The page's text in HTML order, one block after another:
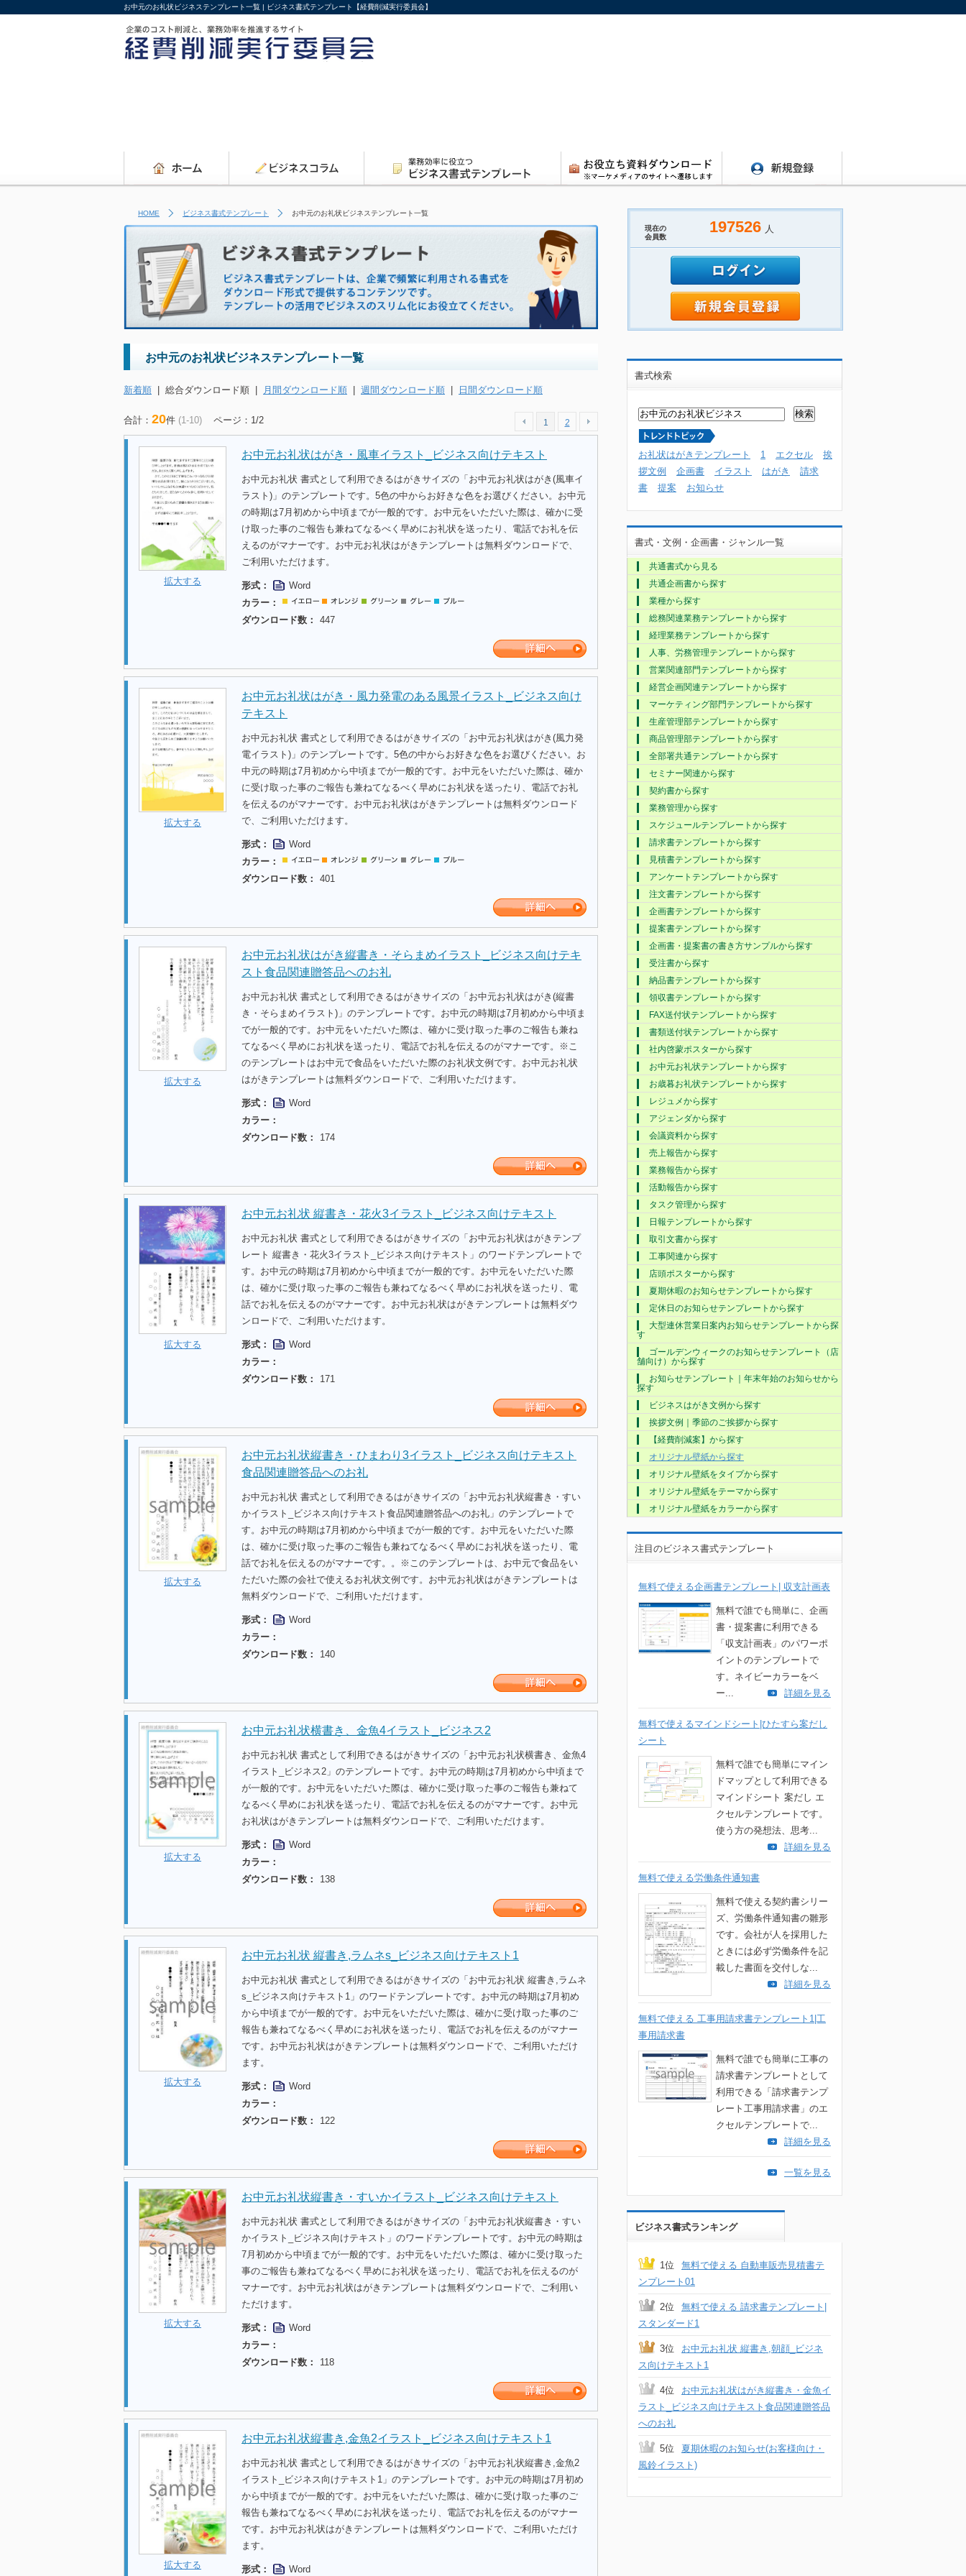
お中元のお礼状ビジネステンプレート一覧 | ビジネス書式テンプレート【経費削減実行委員会】
HOME ビジネス書式テンプレート お中元のお礼状ビジネステンプレート一覧
お中元のお礼状ビジネステンプレート一覧
新着順 | 総合ダウンロード順 | 月間ダウンロード順 | 週間ダウンロード順 | 日間ダウンロード順
合計： 20件 (1-10) ページ：1/2 1 2
拡大する
お中元お礼状はがき・風車イラスト_ビジネス向けテキスト
お中元お礼状 書式として利用できるはがきサイズの「お中元お礼状はがき(風車イ
ラスト)」のテンプレートです。5色の中からお好きな色をお選びください。お中元
の時期は7月初めから中頃までが一般的です。お中元をいただいた際は、確かに受
け取った事のご報告も兼ねてなるべく早めにお礼状を送ったり、電話でお礼を伝
えるのがマナーです。お中元お礼状はがきテンプレートは無料ダウンロードで、
ご利用いただけます。
形式：
Word
カラー：
ダウンロード数：
447
拡大する
お中元お礼状はがき・風力発電のある風景イラスト_ビジネス向け
テキスト
お中元お礼状 書式として利用できるはがきサイズの「お中元お礼状はがき(風力発
電イラスト)」のテンプレートです。5色の中からお好きな色をお選びください。お
中元の時期は7月初めから中頃までが一般的です。お中元をいただいた際は、確か
に受け取った事のご報告も兼ねてなるべく早めにお礼状を送ったり、電話でお礼
を伝えるのがマナーです。お中元お礼状はがきテンプレートは無料ダウンロード
で、ご利用いただけます。
形式：
Word
カラー：
ダウンロード数：
401
拡大する
お中元お礼状はがき縦書き・そらまめイラスト_ビジネス向けテキ
スト食品関連贈答品へのお礼
お中元お礼状 書式として利用できるはがきサイズの「お中元お礼状はがき(縦書
き・そらまめイラスト)」のテンプレートです。お中元の時期は7月初めから中頃ま
でが一般的です。お中元をいただいた際は、確かに受け取った事のご報告も兼ね
てなるべく早めにお礼状を送ったり、電話でお礼を伝えるのがマナーです。※こ
のテンプレートはお中元で食品をいただいた際のお礼状文例です。お中元お礼状
はがきテンプレートは無料ダウンロードで、ご利用いただけます。
形式：
Word
カラー：
ダウンロード数：
174
拡大する
お中元お礼状 縦書き・花火3イラスト_ビジネス向けテキスト
お中元お礼状 書式として利用できるはがきサイズの「お中元お礼状はがきテンプ
レート 縦書き・花火3イラスト_ビジネス向けテキスト」のワードテンプレートで
す。お中元の時期は7月初めから中頃までが一般的です。お中元をいただいた際
は、確かに受け取った事のご報告も兼ねてなるべく早めにお礼状を送ったり、電
話でお礼を伝えるのがマナーです。お中元お礼状はがきテンプレートは無料ダウ
ンロードで、ご利用いただけます。
形式：
Word
カラー：
ダウンロード数：
171
拡大する
お中元お礼状縦書き・ひまわり3イラスト_ビジネス向けテキスト
食品関連贈答品へのお礼
お中元お礼状 書式として利用できるはがきサイズの「お中元お礼状縦書き・すい
かイラスト_ビジネス向けテキスト食品関連贈答品へのお礼」のテンプレートで
す。お中元の時期は7月初めから中頃までが一般的です。お中元をいただいた際
は、確かに受け取った事のご報告も兼ねてなるべく早めにお礼状を送ったり、電
話でお礼を伝えるのがマナーです。。※このテンプレートは、お中元で食品をい
ただいた際の会社で使えるお礼状文例です。お中元お礼状はがきテンプレートは
無料ダウンロードで、ご利用いただけます。
形式：
Word
カラー：
ダウンロード数：
140
拡大する
お中元お礼状横書き、金魚4イラスト_ビジネス2
お中元お礼状 書式として利用できるはがきサイズの「お中元お礼状横書き、金魚4
イラスト_ビジネス2」のテンプレートです。お中元の時期は7月初めから中頃まで
が一般的です。お中元をいただいた際は、確かに受け取った事のご報告も兼ねて
なるべく早めにお礼状を送ったり、電話でお礼を伝えるのがマナーです。お中元
お礼状はがきテンプレートは無料ダウンロードで、ご利用いただけます。
形式：
Word
カラー：
ダウンロード数：
138
拡大する
お中元お礼状 縦書き,ラムネs_ビジネス向けテキスト1
お中元お礼状 書式として利用できるはがきサイズの「お中元お礼状 縦書き,ラムネ
s_ビジネス向けテキスト1」のワードテンプレートです。お中元の時期は7月初め
から中頃までが一般的です。お中元をいただいた際は、確かに受け取った事のご
報告も兼ねてなるべく早めにお礼状を送ったり、電話でお礼を伝えるのがマナー
です。お中元お礼状はがきテンプレートは無料ダウンロードで、ご利用いただけ
ます。
形式：
Word
カラー：
ダウンロード数：
122
拡大する
お中元お礼状縦書き・すいかイラスト_ビジネス向けテキスト
お中元お礼状 書式として利用できるはがきサイズの「お中元お礼状縦書き・すい
かイラスト_ビジネス向けテキスト」のワードテンプレートです。お中元の時期は
7月初めから中頃までが一般的です。お中元をいただいた際は、確かに受け取った
事のご報告も兼ねてなるべく早めにお礼状を送ったり、電話でお礼を伝えるのが
マナーです。お中元お礼状はがきテンプレートは無料ダウンロードで、ご利用い
ただけます。
形式：
Word
カラー：
ダウンロード数：
118
拡大する
お中元お礼状縦書き,金魚2イラスト_ビジネス向けテキスト1
お中元お礼状 書式として利用できるはがきサイズの「お中元お礼状縦書き,金魚2
イラスト_ビジネス向けテキスト1」のテンプレートです。お中元の時期は7月初め
から中頃までが一般的です。お中元をいただいた際は、確かに受け取った事のご
報告も兼ねてなるべく早めにお礼状を送ったり、電話でお礼を伝えるのがマナー
です。お中元お礼状はがきテンプレートは無料ダウンロードで、ご利用いただけ
ます。
形式： Word
現在の
会員数
197526 人
書式検索
お礼状はがきテンプレート 1 エクセル
挨
拶文例
企画書 イラスト はがき
請求
書
提案 お知らせ
書式・文例・企画書・ジャンル一覧
共通書式から見る
共通企画書から探す
業種から探す
総務関連業務テンプレートから探す
経理業務テンプレートから探す
人事、労務管理テンプレートから探す
営業関連部門テンプレートから探す
経営企画関連テンプレートから探す
マーケティング部門テンプレートから探す
生産管理部テンプレートから探す
商品管理部テンプレートから探す
全部署共通テンプレートから探す
セミナー関連から探す
契約書から探す
業務管理から探す
スケジュールテンプレートから探す
請求書テンプレートから探す
見積書テンプレートから探す
アンケートテンプレートから探す
注文書テンプレートから探す
企画書テンプレートから探す
提案書テンプレートから探す
企画書・提案書の書き方サンプルから探す
受注書から探す
納品書テンプレートから探す
領収書テンプレートから探す
FAX送付状テンプレートから探す
書類送付状テンプレートから探す
社内啓蒙ポスターから探す
お中元お礼状テンプレートから探す
お歳暮お礼状テンプレートから探す
レジュメから探す
アジェンダから探す
会議資料から探す
売上報告から探す
業務報告から探す
活動報告から探す
タスク管理から探す
日報テンプレートから探す
取引文書から探す
工事関連から探す
店頭ポスターから探す
夏期休暇のお知らせテンプレートから探す
定休日のお知らせテンプレートから探す
大型連休営業日案内お知らせテンプレートから探
す
ゴールデンウィークのお知らせテンプレート（店
舗向け）から探す
お知らせテンプレート｜年末年始のお知らせから
探す
ビジネスはがき文例から探す
挨拶文例｜季節のご挨拶から探す
【経費削減案】から探す
オリジナル壁紙から探す
オリジナル壁紙をタイプから探す
オリジナル壁紙をテーマから探す
オリジナル壁紙をカラーから探す
注目のビジネス書式テンプレート
無料で使える企画書テンプレート| 収支計画表
無料で誰でも簡単に、企画
書・提案書に利用できる
「収支計画表」のパワーポ
イントのテンプレートで
す。ネイビーカラーをベ
ー...
詳細を見る
無料で使えるマインドシート|ひたすら案だし
シート
無料で誰でも簡単にマイン
ドマップとして利用できる
マインドシート 案だし エ
クセルテンプレートです。
使う方の発想法、思考...
詳細を見る
無料で使える労働条件通知書
無料で使える契約書シリー
ズ、労働条件通知書の雛形
です。会社が人を採用した
ときには必ず労働条件を記
載した書面を交付しな...
詳細を見る
無料で使える 工事用請求書テンプレート1|工
事用請求書
無料で誰でも簡単に工事の
請求書テンプレートとして
利用できる「請求書テンプ
レート工事用請求書」のエ
クセルテンプレートで...
詳細を見る
一覧を見る
ビジネス書式ランキング
1位
無料で使える 自動車販売見積書テ
ンプレート01
2位
無料で使える 請求書テンプレート|
スタンダード1
3位
お中元お礼状 縦書き,朝顔_ビジネ
ス向けテキスト1
4位
お中元お礼状はがき縦書き・金魚イ
ラスト_ビジネス向けテキスト食品関連贈答品
へのお礼
5位
夏期休暇のお知らせ(お客様向け・
風鈴イラスト)